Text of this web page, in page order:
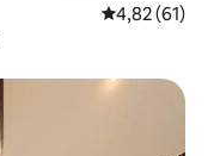
Évaluation
4,82 (61)